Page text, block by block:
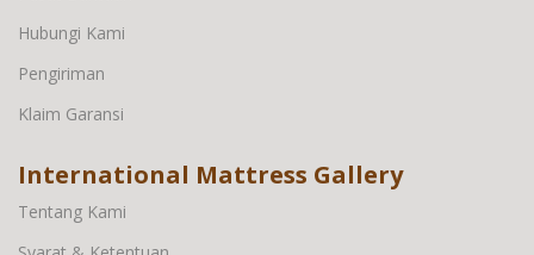
Hubungi Kami
Pengiriman
Klaim Garansi
International Mattress Gallery
Tentang Kami